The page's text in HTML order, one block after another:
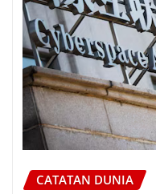
CATATAN DUNIA